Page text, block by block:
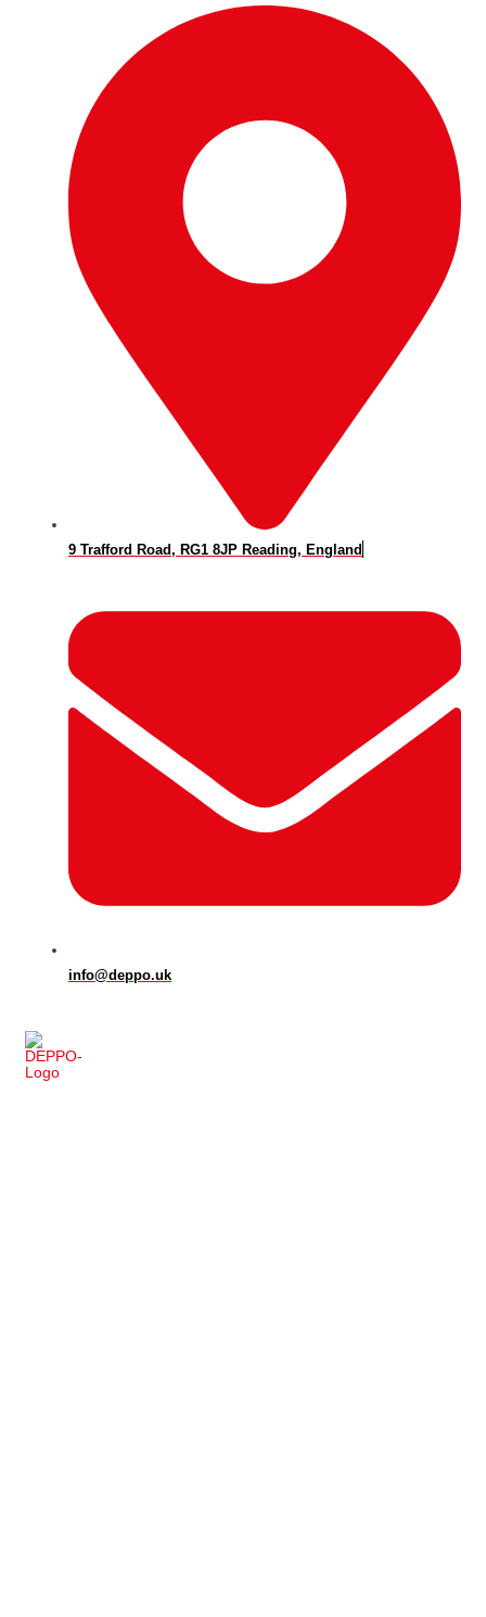
9 Trafford Road, RG1 8JP Reading, England
info@deppo.uk